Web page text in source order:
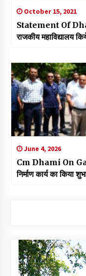
October 15, 2021
Statement Of
राजकीय महाविद्यालय
June 4, 2026
Cm Dhami On
निर्माण कार्य का किया